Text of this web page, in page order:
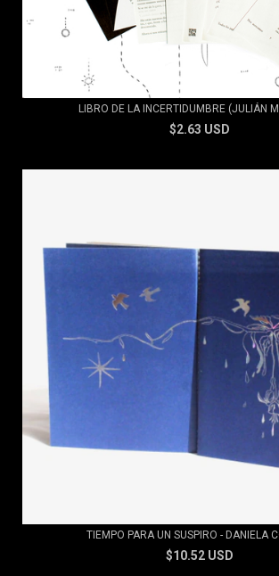
LIBRO DE LA INCERTIDUMBRE (JULIÁN
$2.63 USD
TIEMPO PARA UN SUSPIRO - DANIELA
$10.52 USD